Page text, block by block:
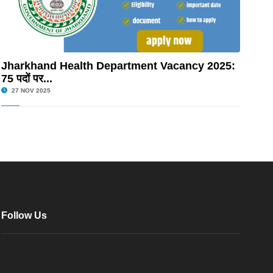
Jharkhand Health Department Vacancy 2025:
75 पदों पर...
27 NOV 2025
Follow Us